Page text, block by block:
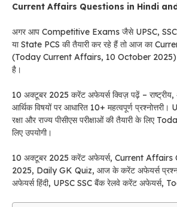
Current Affairs Questions in Hindi
अगर आप Competitive Exams जैसे UPSC,
या State PCS की तैयारी कर रहे हैं तो आज का
(Today Current Affairs, 10 October 2025)
है।
10 अक्टूबर 2025 करेंट अफेयर्स क्विज़ पढ़ें –
आर्थिक विषयों पर आधारित 10+ महत्वपूर्ण
रक्षा और राज्य पीसीएस परीक्षाओं की तैयारी के लिए
लिए उपयोगी।
10 अक्टूबर 2025 करेंट अफेयर्स, Current
2025, Daily GK Quiz, आज के करेंट अफेयर्स
अफेयर्स हिंदी, UPSC SSC बैंक रेलवे करेंट अफेयर्स,